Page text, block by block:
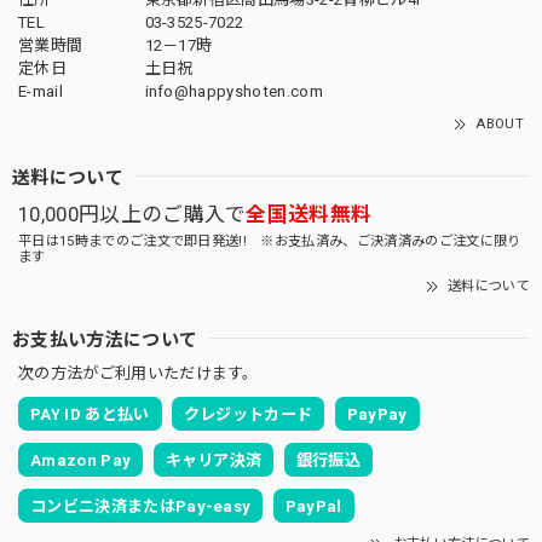
TEL
03-3525-7022
営業時間
12－17時
定休日
土日祝
E-mail
info@happyshoten.com
ABOUT
送料について
10,000円以上のご購入で全国送料無料
平日は15時までのご注文で即日発送!! ※お支払済み、ご決済済みのご注文に限り
ます
送料について
お支払い方法について
次の方法がご利用いただけます。
PAY ID あと払い クレジットカード PayPay
Amazon Pay キャリア決済 銀行振込
コンビニ決済またはPay-easy PayPal